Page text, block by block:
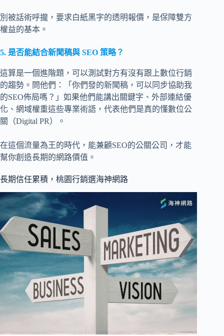
別被話術呼攏，要求白紙黑字的透明報價，是保障雙方
權益的基本。
5. 是否能結合新聞稿與 SEO 策略？
這算是一個進階題，可以測試對方有沒有跟上數位行銷
的趨勢。問他們：「你們發的新聞稿，可以同步協助我
的SEO佈局嗎？」如果他們能講出關鍵字、外部連結優
化、網域權重這些專業術語，代表他們是真的懂數位公
關（Digital PR）。
在這個流量為王的時代，能兼顧SEO的公關公司，才能
幫你創造長期的網路價值。
長期信任累積，桃園行銷選海神網路